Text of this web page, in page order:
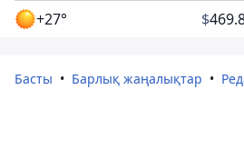
+27° $
Басты Барлық жаңалықтар